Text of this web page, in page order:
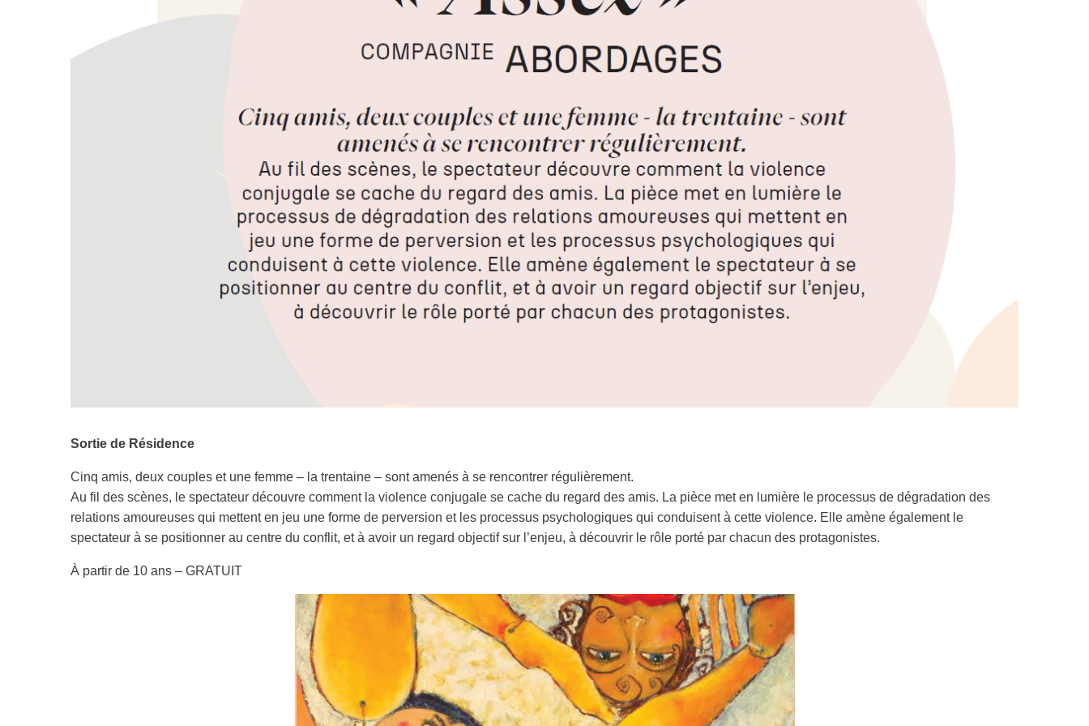
Sortie de Résidence
Cinq amis, deux couples et une femme – la trentaine – sont amenés à se rencontrer régulièrement.
Au fil des scènes, le spectateur découvre comment la violence conjugale se cache du regard des amis. La pièce met en lumière le processus de dégradation des
relations amoureuses qui mettent en jeu une forme de perversion et les processus psychologiques qui conduisent à cette violence. Elle amène également le
spectateur à se positionner au centre du conflit, et à avoir un regard objectif sur l’enjeu, à découvrir le rôle porté par chacun des protagonistes.
À partir de 10 ans – GRATUIT